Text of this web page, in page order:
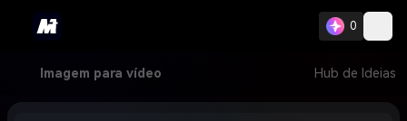
0
Imagem para vídeo Hub de Ideias